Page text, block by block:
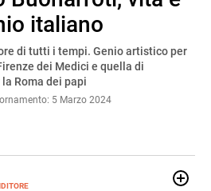
italiano
di tutti i tempi. Genio artistico per
dei Medici e quella di
Roma dei papi
5 Marzo 2024